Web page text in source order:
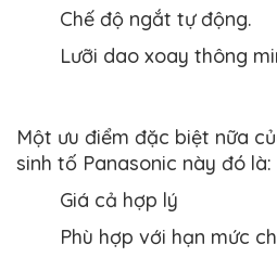
Chế độ ngắt tự động.
Lưỡi dao xoay thông
Một ưu điểm đặc biệt nữa
sinh tố Panasonic này đó là:
Giá cả hợp lý
Phù hợp với hạn mức